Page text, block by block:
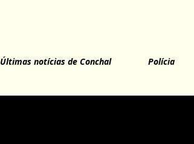
Últimas notícias de Conchal Polícia